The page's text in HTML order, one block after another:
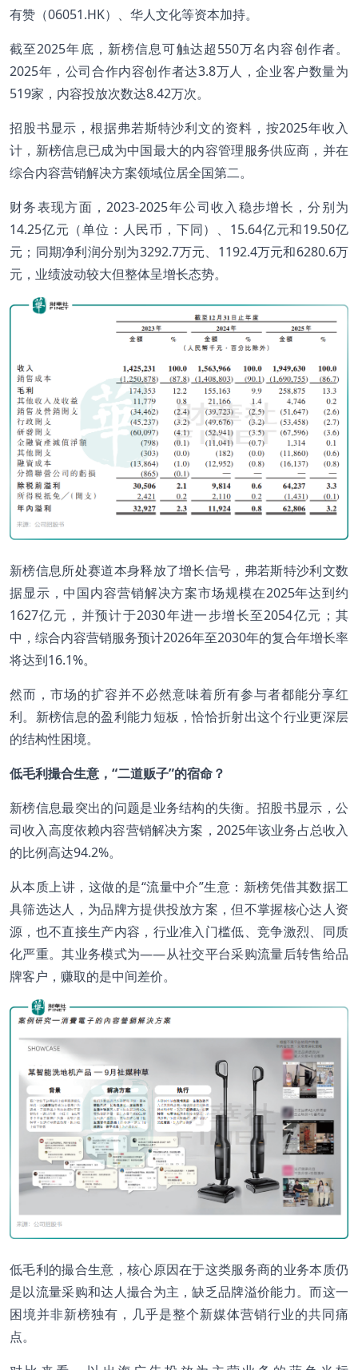
有赞（06051.HK）、华人文化等资本加持。
截至2025年底，新榜信息可触达超550万名内容创作者。
2025年，公司合作内容创作者达3.8万人，企业客户数量为
519家，内容投放次数达8.42万次。
招股书显示，根据弗若斯特沙利文的资料，按2025年收入
计，新榜信息已成为中国最大的内容管理服务供应商，并在
综合内容营销解决方案领域位居全国第二。
财务表现方面，2023-2025年公司收入稳步增长，分别为
14.25亿元（单位：人民币，下同）、15.64亿元和19.50亿
元；同期净利润分别为3292.7万元、1192.4万元和6280.6万
元，业绩波动较大但整体呈增长态势。
新榜信息所处赛道本身释放了增长信号，弗若斯特沙利文数
据显示，中国内容营销解决方案市场规模在2025年达到约
1627亿元，并预计于2030年进一步增长至2054亿元；其
中，综合内容营销服务预计2026年至2030年的复合年增长率
将达到16.1%。
然而，市场的扩容并不必然意味着所有参与者都能分享红
利。新榜信息的盈利能力短板，恰恰折射出这个行业更深层
的结构性困境。
低毛利撮合生意，“二道贩子”的宿命？
新榜信息最突出的问题是业务结构的失衡。招股书显示，公
司收入高度依赖内容营销解决方案，2025年该业务占总收入
的比例高达94.2%。
从本质上讲，这做的是“流量中介”生意：新榜凭借其数据工
具筛选达人，为品牌方提供投放方案，但不掌握核心达人资
源，也不直接生产内容，行业准入门槛低、竞争激烈、同质
化严重。其业务模式为——从社交平台采购流量后转售给品
牌客户，赚取的是中间差价。
低毛利的撮合生意，核心原因在于这类服务商的业务本质仍
是以流量采购和达人撮合为主，缺乏品牌溢价能力。而这一
困境并非新榜独有，几乎是整个新媒体营销行业的共同痛
点。